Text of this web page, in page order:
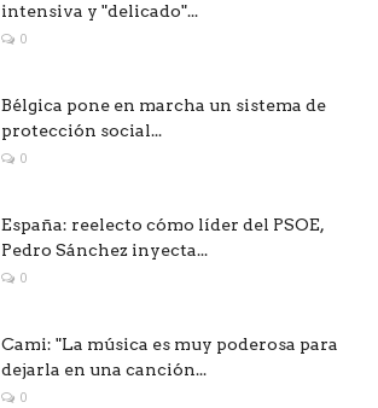
intensiva y "delicado"...
0
Bélgica pone en marcha un sistema de
protección social...
0
España: reelecto cómo líder del PSOE,
Pedro Sánchez inyecta...
0
Cami: "La música es muy poderosa para
dejarla en una canción...
0